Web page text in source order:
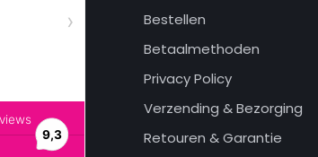
Bestellen
Betaalmethoden
Privacy Policy
Verzending & Bezorging
Retouren & Garantie